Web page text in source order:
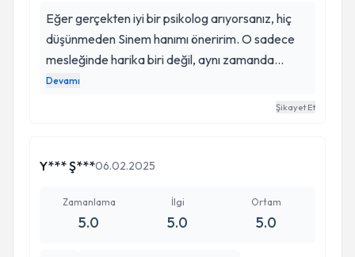
Eğer gerçekten iyi bir psikolog arıyorsanız, hiç
düşünmeden Sinem hanımı öneririm. O sadece
mesleğinde harika biri değil, aynı zamanda
kalbiyle dinleyen, gerçekten anlayan ve yanında
olduğunu hissettiren biri. En dipte hissettiğim
tanıdım, zor zamanlarımda yalnız olmadığımı
ihtiyacınız varsa, tüm ictenligimle tüm kalbimle
tavsiye ederim.🤍
Devamı
Şikayet Et
Y*** Ş***06.02.2025
Zamanlama
5.0
İlgi
5.0
Ortam
5.0